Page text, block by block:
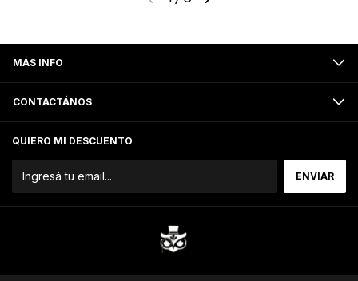
MÁS INFO
CONTACTÁNOS
QUIERO MI DESCUENTO